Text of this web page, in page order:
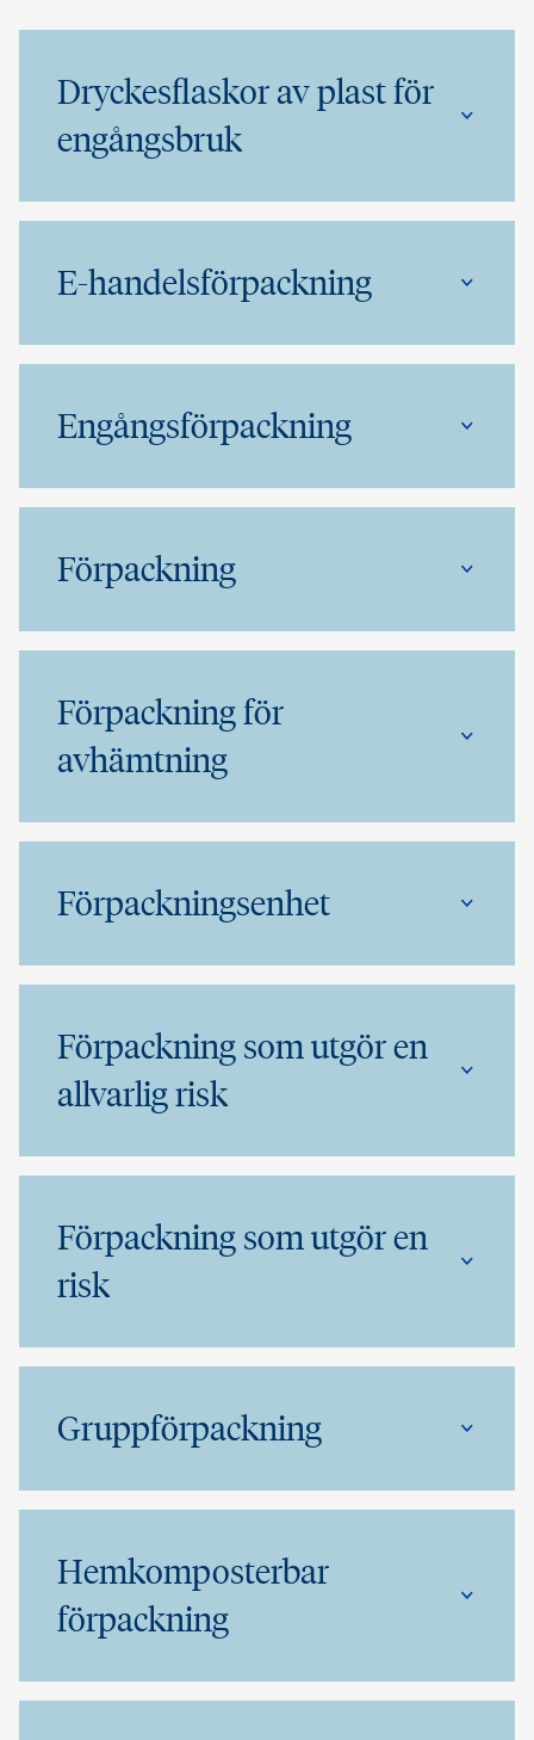
Dryckesflaskor av plast för
engångsbruk
E-handelsförpackning
Engångsförpackning
Förpackning
Förpackning för
avhämtning
Förpackningsenhet
Förpackning som utgör en
allvarlig risk
Förpackning som utgör en
risk
Gruppförpackning
Hemkomposterbar
förpackning